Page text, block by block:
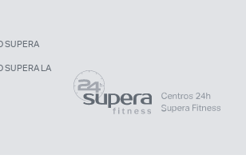
SUPERA
SUPERA LA